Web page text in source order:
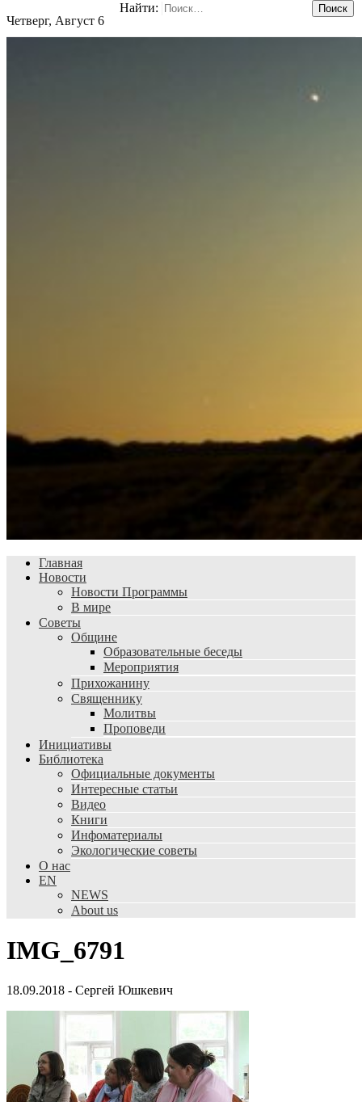
Четверг, Август 6
Найти:
Главная
Новости
Новости Программы
В мире
Советы
Общине
Образовательные беседы
Мероприятия
Прихожанину
Священнику
Молитвы
Проповеди
Инициативы
Библиотека
Официальные документы
Интересные статьи
Видео
Книги
Инфоматериалы
Экологические советы
О нас
EN
NEWS
About us
IMG_6791
18.09.2018 - Сергей Юшкевич